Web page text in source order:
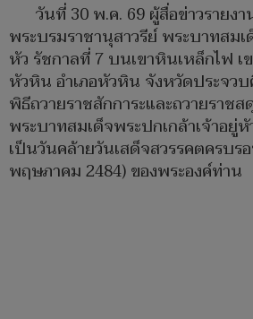
วันที่ 30 พ.ค. 69 ผู้สื่อข่าวรายง
พระบรมราชานุสาวรีย์ พระบาทสมเ
หัว รัชกาลที่ 7 บนเขาหินเหล็กไฟ เ
หัวหิน อำเภอหัวหิน จังหวัดประจว
พิธีถวายราชสักการะและถวายราชส
พระบาทสมเด็จพระปกเกล้าเจ้าอยู่
เป็นวันคล้ายวันเสด็จสวรรคตครบร
พฤษภาคม 2484) ของพระองค์ท่าน